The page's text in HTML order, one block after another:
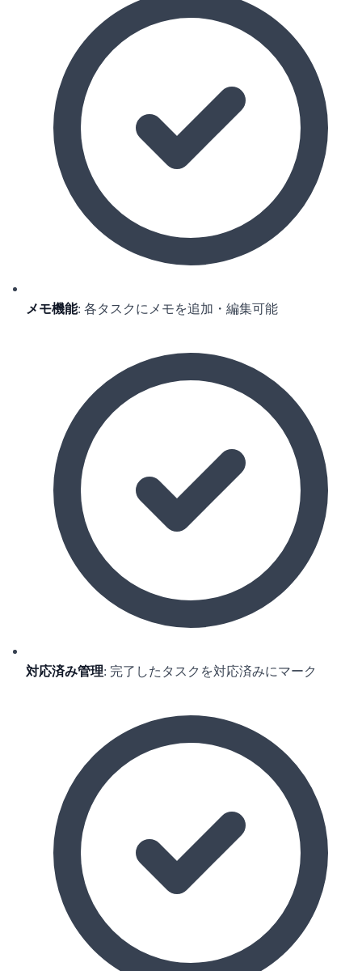
メモ機能: 各タスクにメモを追加・編集可能
対応済み管理: 完了したタスクを対応済みにマーク